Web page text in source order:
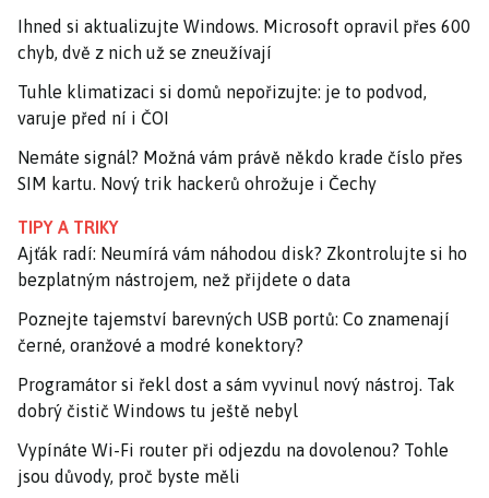
Ihned si aktualizujte Windows. Microsoft opravil přes 600
chyb, dvě z nich už se zneužívají
Tuhle klimatizaci si domů nepořizujte: je to podvod,
varuje před ní i ČOI
Nemáte signál? Možná vám právě někdo krade číslo přes
SIM kartu. Nový trik hackerů ohrožuje i Čechy
TIPY A TRIKY
Ajťák radí: Neumírá vám náhodou disk? Zkontrolujte si ho
bezplatným nástrojem, než přijdete o data
Poznejte tajemství barevných USB portů: Co znamenají
černé, oranžové a modré konektory?
Programátor si řekl dost a sám vyvinul nový nástroj. Tak
dobrý čistič Windows tu ještě nebyl
Vypínáte Wi-Fi router při odjezdu na dovolenou? Tohle
jsou důvody, proč byste měli